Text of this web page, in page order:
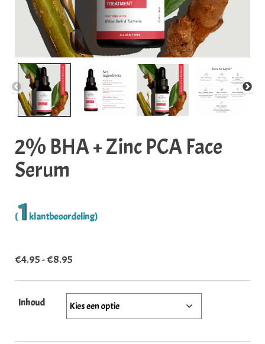
2% BHA + Zinc PCA Face
Serum
(1 klantbeoordeling)
€4.95-€8.95
Inhoud